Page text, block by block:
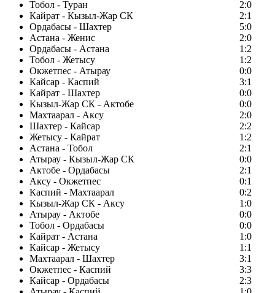
Тобол - Туран
2:0
Кайрат - Кызыл-Жар СК
2:1
Ордабасы - Шахтер
5:0
Астана - Женис
2:0
Ордабасы - Астана
1:2
Тобол - Жетысу
1:2
Окжетпес - Атырау
0:0
Кайсар - Каспий
3:1
Кайрат - Шахтер
0:0
Кызыл-Жар СК - Актобе
0:0
Махтаарал - Аксу
2:0
Шахтер - Кайсар
2:2
Жетысу - Кайрат
1:2
Астана - Тобол
2:1
Атырау - Кызыл-Жар СК
0:0
Актобе - Ордабасы
2:1
Аксу - Окжетпес
0:1
Каспий - Махтаарал
0:2
Кызыл-Жар СК - Аксу
1:0
Атырау - Актобе
0:0
Тобол - Ордабасы
0:0
Кайрат - Астана
1:0
Кайсар - Жетысу
1:1
Махтаарал - Шахтер
3:1
Окжетпес - Каспий
3:3
Кайсар - Ордабасы
2:3